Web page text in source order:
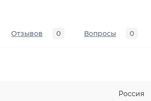
Отзывов 0 Вопросы 0
Россия